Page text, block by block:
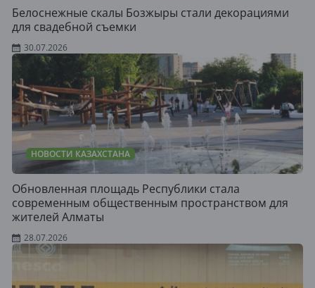
Белоснежные скалы Бозжыры стали декорациями
для свадебной съемки
30.07.2026
НОВОСТИ КАЗАХСТАНА
Обновленная площадь Республики стала
современным общественным пространством для
жителей Алматы
28.07.2026